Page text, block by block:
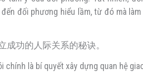
đối phương hiểu lầm, từ đó mà
成功的人际关系的秘诀。
chính là bí quyết xây dựng quan hệ